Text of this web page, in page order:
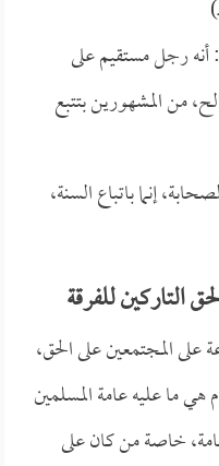
أنه رجل مستقيم على
من المشهورين بتتبع
إنما باتباع السنة،
التاركين للفرقة
على المجتمعين على الحق،
هي ما عليه عامة المسلمين
خاصة من كان على